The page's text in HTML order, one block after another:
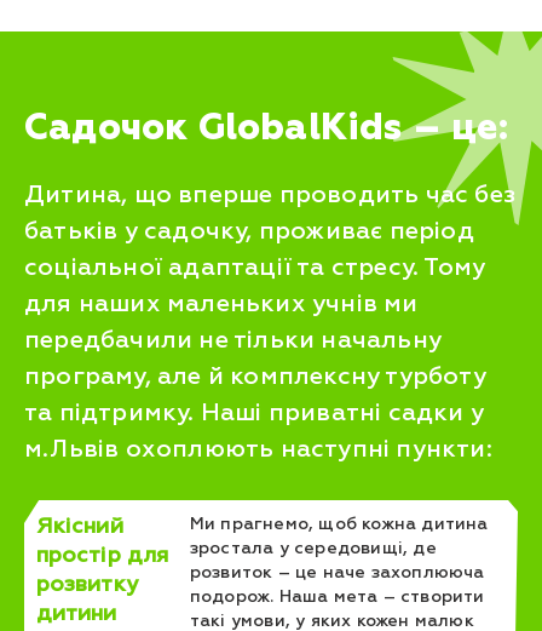
Садочок GlobalKids – це:
Дитина, що вперше проводить час без
батьків у садочку, проживає період
соціальної адаптації та стресу. Тому
для наших маленьких учнів ми
передбачили не тільки начальну
програму, але й комплексну турботу
та підтримку. Наші приватні садки у
м.Львів охоплюють наступні пункти:
Якісний
простір для
розвитку
дитини
Ми прагнемо, щоб кожна дитина
зростала у середовищі, де
розвиток – це наче захоплююча
подорож. Наша мета – створити
такі умови, у яких кожен малюк